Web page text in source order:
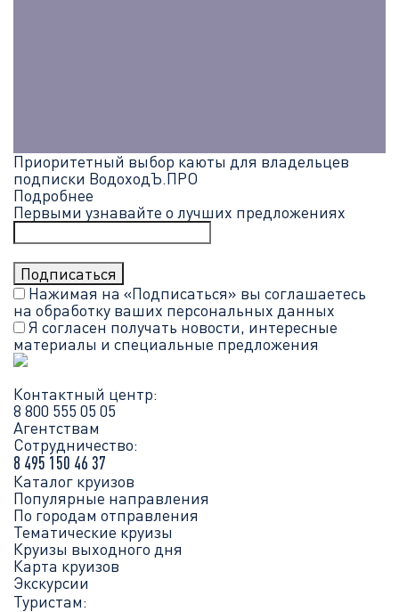
Приоритетный выбор каюты для владельцев
подписки ВодоходЪ.ПРО
Подробнее
Первыми узнавайте о лучших предложениях
Нажимая на «Подписаться» вы соглашаетесь
на обработку ваших персональных данных
Я согласен получать новости, интересные
материалы и специальные предложения
Контактный центр:
8 800 555 05 05
Агентствам
Сотрудничество:
8 495 150 46 37
Каталог круизов
Популярные направления
По городам отправления
Тематические круизы
Круизы выходного дня
Карта круизов
Экскурсии
Туристам: